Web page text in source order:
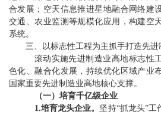
合发展；空天信息推进星地融合网络建
交通、农业监测等规模化应用，构建空
系统。
三、
以标志性工程为主抓手打造先进
滚动实施先进制造业高地标志性
色化、融合化发展，持续优化区域产业
国家重要先进制造业高地核心支撑。
（一） 培育千亿级企业
1.培育龙头企业。 坚持“抓龙头”工